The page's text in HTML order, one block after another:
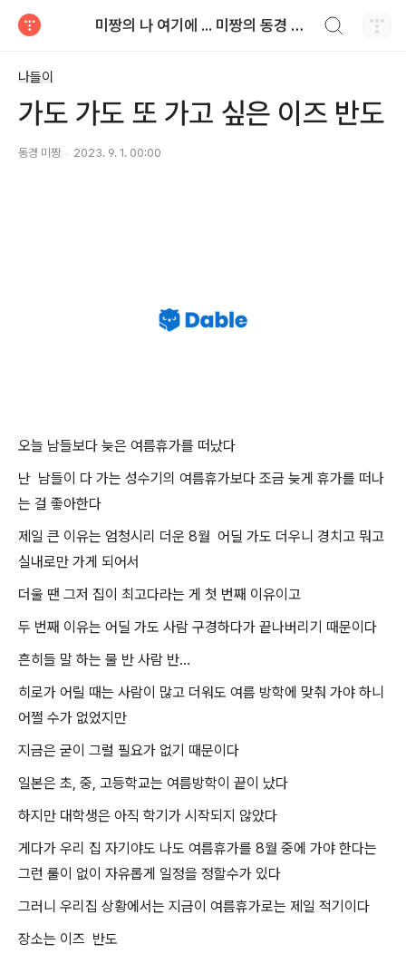
미짱의 나 여기에 ... 미짱의 동경 생활
나들이
가도 가도 또 가고 싶은 이즈 반도
동경 미짱 2023. 9. 1. 00:00
오늘 남들보다 늦은 여름휴가를 떠났다
난 남들이 다 가는 성수기의 여름휴가보다 조금 늦게 휴가를 떠나
는 걸 좋아한다
제일 큰 이유는 엄청시리 더운 8월 어딜 가도 더우니 경치고 뭐고
실내로만 가게 되어서
더울 땐 그저 집이 최고다라는 게 첫 번째 이유이고
두 번째 이유는 어딜 가도 사람 구경하다가 끝나버리기 때문이다
흔히들 말 하는 물 반 사람 반...
히로가 어릴 때는 사람이 많고 더워도 여름 방학에 맞춰 가야 하니
어쩔 수가 없었지만
지금은 굳이 그럴 필요가 없기 때문이다
일본은 초, 중, 고등학교는 여름방학이 끝이 났다
하지만 대학생은 아직 학기가 시작되지 않았다
게다가 우리 집 자기야도 나도 여름휴가를 8월 중에 가야 한다는
그런 룰이 없이 자유롭게 일정을 정할수가 있다
그러니 우리집 상황에서는 지금이 여름휴가로는 제일 적기이다
장소는 이즈 반도